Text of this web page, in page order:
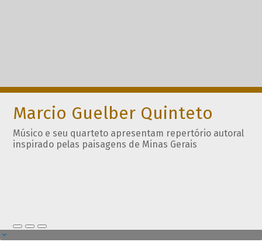
Marcio Guelber Quinteto
Músico e seu quarteto apresentam repertório autoral
inspirado pelas paisagens de Minas Gerais